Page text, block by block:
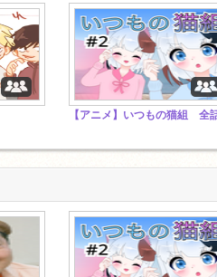
【アニメ】いつもの猫組 全